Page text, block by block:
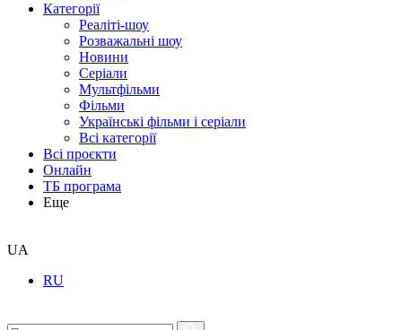
Категорії
Реаліті-шоу
Розважальні шоу
Новини
Серіали
Мультфільми
Фільми
Українські фільми і серіали
Всі категорії
Всі проєкти
Онлайн
ТБ програма
Еще
UA
RU